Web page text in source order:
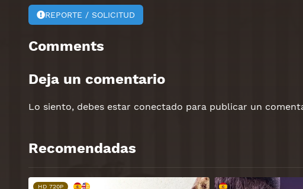
REPORTE / SOLICITUD
Comments
Deja un comentario
Lo siento, debes estar conectado para publicar un
Recomendadas
HD 720P